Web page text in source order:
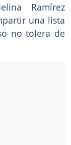
Ramírez
una lista
no tolera de